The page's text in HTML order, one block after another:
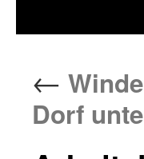
←
Dorf